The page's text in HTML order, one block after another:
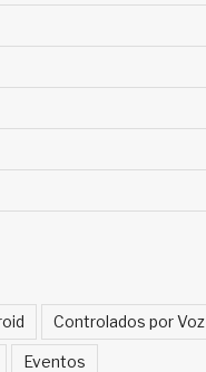
Controlados por Voz
Eventos